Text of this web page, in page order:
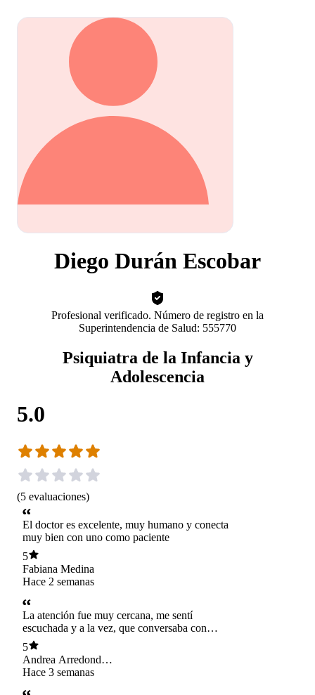
Diego Durán Escobar
Profesional verificado. Número de registro en la
Superintendencia de Salud: 555770
Psiquiatra de la Infancia y
Adolescencia
5.0
(5 evaluaciones)
El doctor es excelente, muy humano y conecta
muy bien con uno como paciente
5
Fabiana Medina
Hace 2 semanas
La atención fue muy cercana, me sentí
escuchada y a la vez, que conversaba con
alguien muy instruido en el tema de salud
mental. Muy recomendado
5
Andrea Arredondo
Aracena
Hace 3 semanas